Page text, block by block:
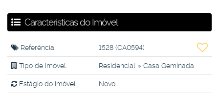
Características do Imóvel
Referência: 1528 (CA0594)
Tipo de Imóvel: Residencial » Casa Geminada
Estágio do Imóvel: Novo